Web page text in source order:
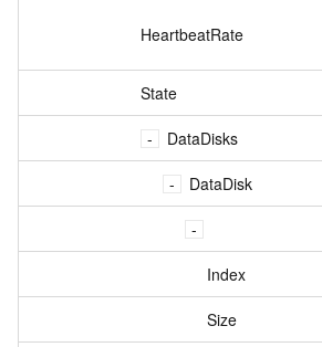
HeartbeatRate
State
DataDisks
DataDisk
Index
Size